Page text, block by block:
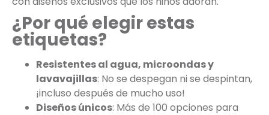
¿Por qué elegir estas
etiquetas?
Resistentes al agua, microondas y
lavavajillas: No se despegan ni se despintan,
¡incluso después de mucho uso!
Diseños únicos: Más de 100 opciones para